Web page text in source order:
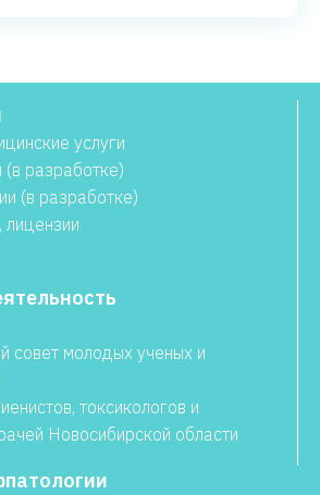
услуги
(в разработке)
(в разработке)
совет молодых ученых и
токсикологов и
Новосибирской области